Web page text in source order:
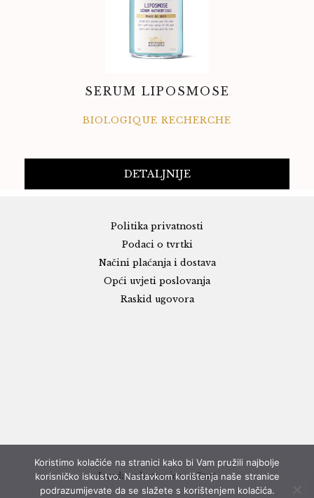
SERUM LIPOSMOSE
BIOLOGIQUE RECHERCHE
DETALJNIJE
Politika privatnosti
Podaci o tvrtki
Načini plaćanja i dostava
Opći uvjeti poslovanja
Raskid ugovora
Izrada web stranice - eStart
Koristimo kolačiće na stranici kako bi Vam pružili najbolje
korisničko iskustvo. Nastavkom korištenja naše stranice
podrazumijevate da se slažete s korištenjem kolačića.